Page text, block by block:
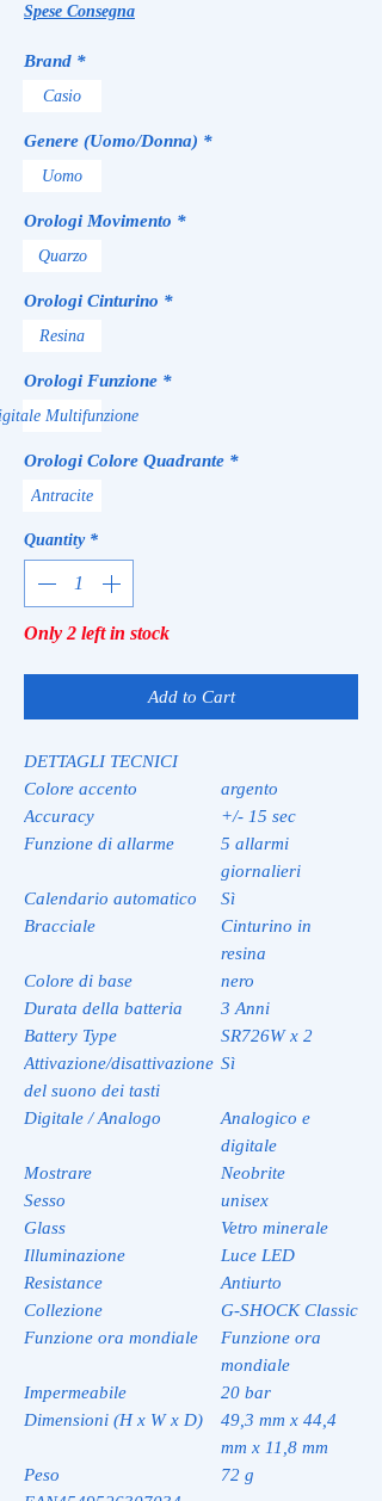
Spese Consegna
Brand *
Casio
Genere (Uomo/Donna) *
Uomo
Orologi Movimento *
Quarzo
Orologi Cinturino *
Resina
Orologi Funzione *
Multifunzione
Orologi Colore Quadrante *
Antracite
Quantity *
Only 2 left in stock
Add to Cart
DETTAGLI TECNICI
Colore accento
argento
Accuracy
+/- 15 sec
Funzione di allarme
5 allarmi
giornalieri
Calendario automatico
Sì
Bracciale
Cinturino in
resina
Colore di base
nero
Durata della batteria
3 Anni
Battery Type
SR726W x 2
Attivazione/disattivazione
del suono dei tasti
Sì
Digitale / Analogo
Analogico e
digitale
Mostrare
Neobrite
Sesso
unisex
Glass
Vetro minerale
Illuminazione
Luce LED
Resistance
Antiurto
Collezione
G-SHOCK Classic
Funzione ora mondiale
Funzione ora
mondiale
Impermeabile
20 bar
Dimensioni (H x W x D)
49,3 mm x 44,4
mm x 11,8 mm
Peso
72 g